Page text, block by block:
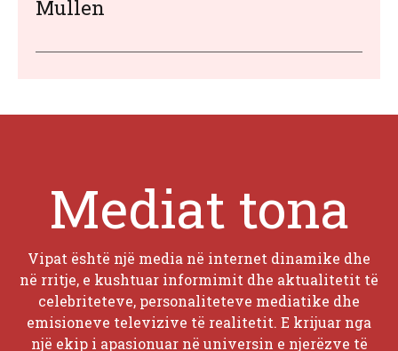
Mullen
Mediat tona
Vipat është një media në internet dinamike dhe
në rritje, e kushtuar informimit dhe aktualitetit të
celebriteteve, personaliteteve mediatike dhe
emisioneve televizive të realitetit. E krijuar nga
një ekip i apasionuar në universin e njerëzve të